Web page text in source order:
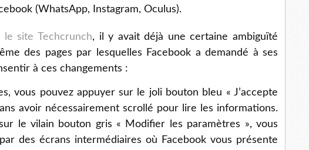
(WhatsApp, Instagram, Oculus).
site Techcrunch, il y avait déjà une certaine ambiguïté
des pages par lesquelles Facebook a demandé à ses
à ces changements :
vous pouvez appuyer sur le joli bouton bleu « J’accepte
avoir nécessairement scrollé pour lire les informations.
le vilain bouton gris « Modifier les paramètres », vous
des écrans intermédiaires où Facebook vous présente